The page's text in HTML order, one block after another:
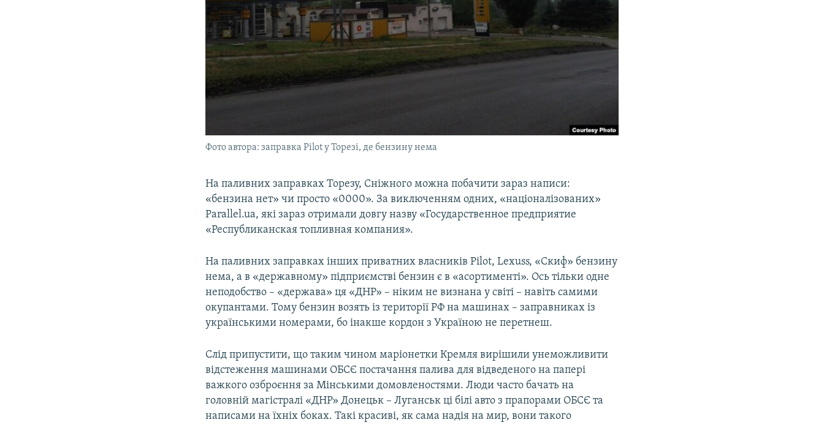
Фото автора: заправка Pilot у Торезі, де бензину нема
На паливних заправках Торезу, Сніжного можна побачити зараз написи:
«бензина нет» чи просто «0000». За виключенням одних, «націоналізованих»
Parallel.ua, які зараз отримали довгу назву «Государственное предприятие
«Республиканская топливная компания».
На паливних заправках інших приватних власників Pilot, Lexuss, «Скиф» бензину
нема, а в «державному» підприємстві бензин є в «асортименті». Ось тільки одне
неподобство – «держава» ця «ДНР» – ніким не визнана у світі – навіть самими
окупантами. Тому бензин возять із території РФ на машинах – заправниках із
українськими номерами, бо інакше кордон з Україною не перетнеш.
Слід припустити, що таким чином маріонетки Кремля вирішили унеможливити
відстеження машинами ОБСЄ постачання палива для відведеного на папері
важкого озброєння за Мінськими домовленостями. Люди часто бачать на
головній магістралі «ДНР» Донецьк – Луганськ ці білі авто з прапорами ОБСЄ та
написами на їхніх боках. Такі красиві, як сама надія на мир, вони такого